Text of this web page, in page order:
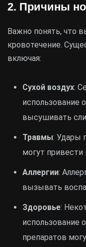
2. Причины
Важно понять, что
кровотечение.
включая:
Сухой воздух:
использование
высушивать
Травмы: Удары
могут
Аллергии:
вызывать
Здоровье:
использование
препаратов